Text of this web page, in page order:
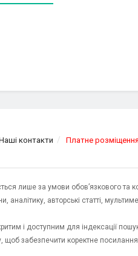
контакти Платне
лише за умови обов’язкового
авторські статті,
і доступним для індексації
щоб забезпечити коректне